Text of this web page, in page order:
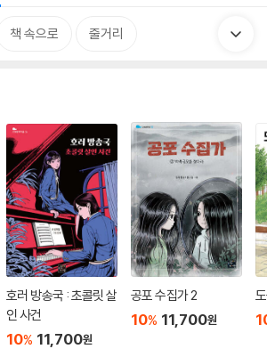
책 속으로 줄거리
호러 방송국 : 초콜릿 살
인 사건
10% 11,700원
공포 수집가 2
10% 11,700원